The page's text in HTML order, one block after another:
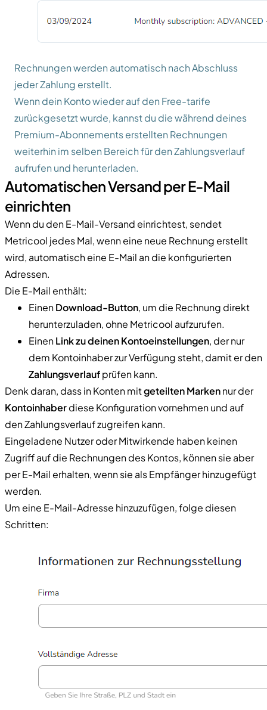
Rechnungen werden automatisch nach Abschluss
jeder Zahlung erstellt.
Wenn dein Konto wieder auf den Free-tarife
zurückgesetzt wurde, kannst du die während deines
Premium-Abonnements erstellten Rechnungen
weiterhin im selben Bereich für den Zahlungsverlauf
aufrufen und herunterladen.
Automatischen Versand per E-Mail
einrichten
Wenn du den E-Mail-Versand einrichtest, sendet
Metricool jedes Mal, wenn eine neue Rechnung erstellt
wird, automatisch eine E-Mail an die konfigurierten
Adressen.
Die E-Mail enthält:
EinenDownload-Button, um die Rechnung direkt
herunterzuladen, ohne Metricool aufzurufen.
EinenLink zu deinen Kontoeinstellungen, der nur
dem Kontoinhaber zur Verfügung steht, damit er den
Zahlungsverlaufprüfen kann.
Denk daran, dass in Konten mitgeteilten Markennur der
Kontoinhaberdiese Konfiguration vornehmen und auf
den Zahlungsverlauf zugreifen kann.
Eingeladene Nutzer oder Mitwirkende haben keinen
Zugriff auf die Rechnungen des Kontos, können sie aber
per E-Mail erhalten, wenn sie als Empfänger hinzugefügt
werden.
Um eine E-Mail-Adresse hinzuzufügen, folge diesen
Schritten: